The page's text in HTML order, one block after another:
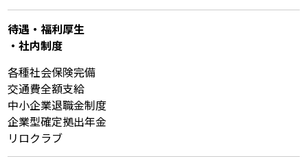
待遇・福利厚⽣
・社内制度
各種社会保険完備
交通費全額支給
中小企業退職金制度
企業型確定拠出年金
リロクラブ